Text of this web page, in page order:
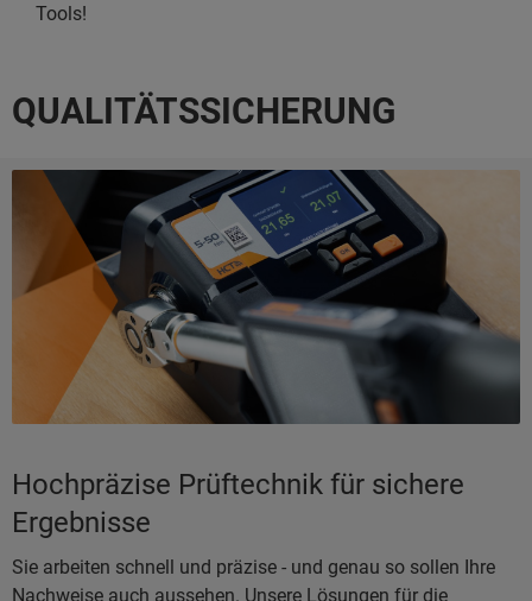
Tools!
QUALITÄTSSICHERUNG
Hochpräzise Prüftechnik für sichere
Ergebnisse
Sie arbeiten schnell und präzise - und genau so sollen Ihre
Nachweise auch aussehen. Unsere Lösungen für die